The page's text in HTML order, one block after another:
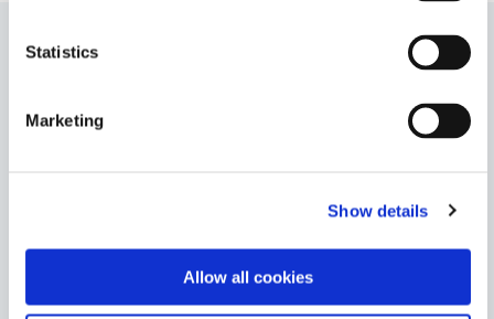
Statistics
Marketing
Show details
Allow all cookies
UV- aushärtbarer Klebstoff für die schnelle Chip-
Verkapselung in Chip-on-Board- oder Chip-on-Flex-
Verbindungen mit verschiedenen Oberflächen und
bleibt bis -40 °C flexibel, was es ideal für COF-
Anwendungen macht.
Asia